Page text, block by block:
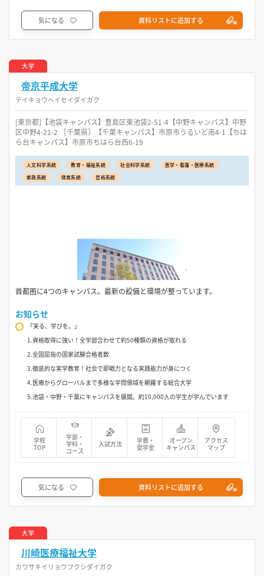
気になる 資料リストに追加する
大学
帝京平成大学
テイキョウヘイセイダイガク
[東京都]【池袋キャンパス】豊島区東池袋2-51-4【中野キャンパス】中野
区中野4-21-2 ［千葉県］【千葉キャンパス】市原市うるいど南4-1【ちは
ら台キャンパス】市原市ちはら台西6-19
人文科学系統 教育・福祉系統 社会科学系統
医学・看護・医療系統
家政系統
体育系統 芸術系統
首都圏に4つのキャンパス。最新の設備と環境が整っています。
お知らせ
「実る、学びを。」
1.資格取得に強い！全学部合わせて約50種類の資格が取れる
2.全国屈指の国家試験合格者数
3.徹底的な実学教育！社会で即戦力となる実践能力が身につく
4.医療からグローバルまで多様な学問領域を網羅する総合大学
5.池袋・中野・千葉にキャンパスを展開。約10,000人の学生が学んでいます
学校
TOP
学部・
学科・
コース
入試方法
学費・
奨学金
オープン
キャンパス
アクセス
マップ
気になる 資料リストに追加する
大学
川崎医療福祉大学
カワサキイリョウフクシダイガク